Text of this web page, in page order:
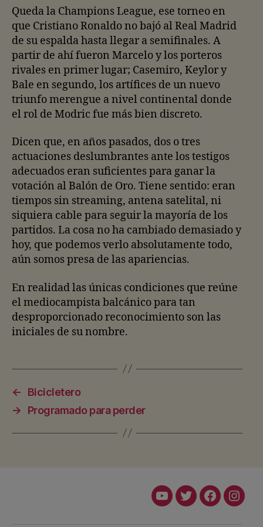
Queda la Champions League, ese torneo en
que Cristiano Ronaldo no bajó al Real Madrid
de su espalda hasta llegar a semifinales. A
partir de ahí fueron Marcelo y los porteros
rivales en primer lugar; Casemiro, Keylor y
Bale en segundo, los artífices de un nuevo
triunfo merengue a nivel continental donde
el rol de Modric fue más bien discreto.
Dicen que, en años pasados, dos o tres
actuaciones deslumbrantes ante los testigos
adecuados eran suficientes para ganar la
votación al Balón de Oro. Tiene sentido: eran
tiempos sin streaming, antena satelital, ni
siquiera cable para seguir la mayoría de los
partidos. La cosa no ha cambiado demasiado y
hoy, que podemos verlo absolutamente todo,
aún somos presa de las apariencias.
En realidad las únicas condiciones que reúne
el mediocampista balcánico para tan
desproporcionado reconocimiento son las
iniciales de su nombre.
←
Bicicletero
→
Programado para perder
YoutubeTwitterFacebook